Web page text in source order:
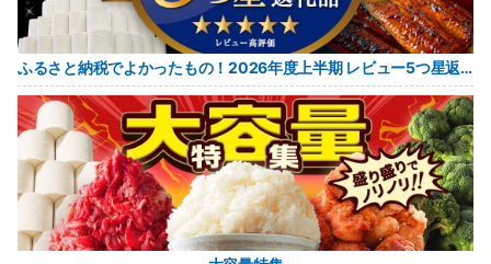
08月09日(日) 12時18分
北海道安平町
安平 成吉思汗 厚切 味付 ロース 700g × 2p
08月09日(日) 10時05分
熊本県小国町
小国町出身画家「坂本善三」氏のデザインティ
ッシュ50箱（150組300枚）セット
ふるさと納税でよかったもの！2026年度上半期 レビュー5つ星返礼品